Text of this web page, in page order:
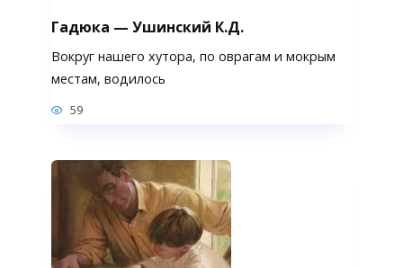
Гадюка — Ушинский К.Д.
Вокруг нашего хутора, по оврагам и мокрым
местам, водилось
59